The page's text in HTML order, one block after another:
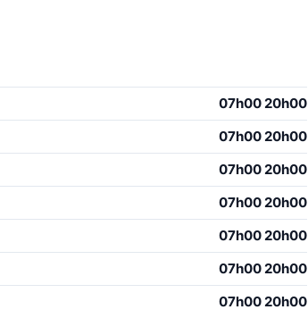
07h00 20h00
07h00 20h00
07h00 20h00
07h00 20h00
07h00 20h00
07h00 20h00
07h00 20h00